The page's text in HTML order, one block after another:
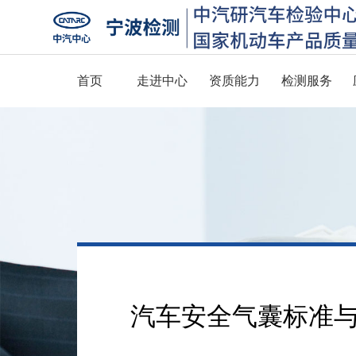
首页 走进中心 资质能力 检测服务
汽车安全气囊标准